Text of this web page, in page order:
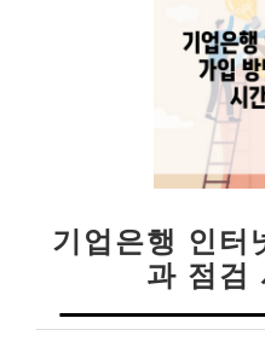
기업은행 인터
과 점검